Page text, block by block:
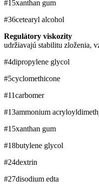
#15xanthan gum
#36cetearyl alcohol
Regulátory viskozity
udržiavajú stabilitu zloženia,
#4dipropylene glycol
#5cyclomethicone
#11carbomer
#13ammonium
#15xanthan gum
#18butylene glycol
#24dextrin
#27disodium edta